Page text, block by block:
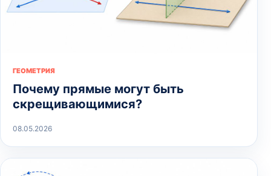
ГЕОМЕТРИЯ
Почему прямые могут быть
скрещивающимися?
08.05.2026